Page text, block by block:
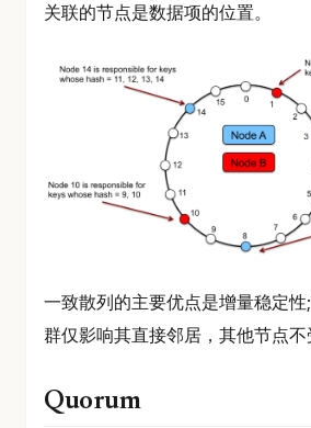
关联的节点是数据项的位置。
一致散列的主要优点是增量稳定
群仅影响其直接邻居，其他节点不
Quorum